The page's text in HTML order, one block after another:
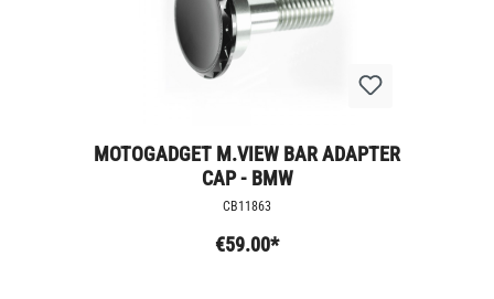
MOTOGADGET M.VIEW BAR ADAPTER
CAP - BMW
CB11863
€59.00*